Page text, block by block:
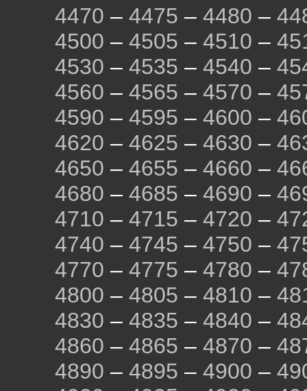
4470 – 4475 – 4480 –
4500 – 4505 – 4510 –
4530 – 4535 – 4540 –
4560 – 4565 – 4570 –
4590 – 4595 – 4600 –
4620 – 4625 – 4630 –
4650 – 4655 – 4660 –
4680 – 4685 – 4690 –
4710 – 4715 – 4720 –
4740 – 4745 – 4750 –
4770 – 4775 – 4780 –
4800 – 4805 – 4810 –
4830 – 4835 – 4840 –
4860 – 4865 – 4870 –
4890 – 4895 – 4900 –